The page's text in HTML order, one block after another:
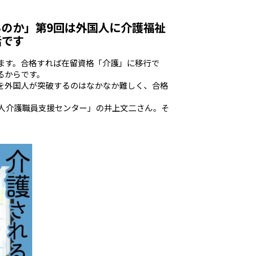
か」第9回は外国人に介護福祉
す
。合格すれば在留資格「介護」に移行で
らです。
国人が突破するのはなかなか難しく、合格
護職員支援センター」の井上文二さん。そ